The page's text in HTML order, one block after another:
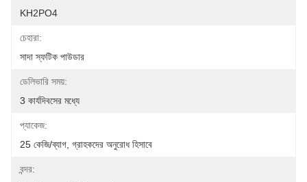
KH2PO4
চেহারা:
সাদা স্ফটিক পাউডার
ডেলিভারি সময়:
3 কার্যদিবসের মধ্যে
প্যাকেজ:
25 কেজি/ব্যাগ, গ্রাহকদের অনুরোধ হিসাবে
বন্দর: